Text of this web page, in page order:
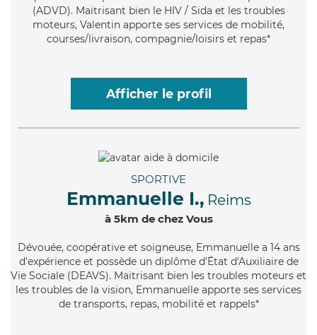
(ADVD). Maitrisant bien le HIV / Sida et les troubles
moteurs, Valentin apporte ses services de mobilité,
courses/livraison, compagnie/loisirs et repas*
Afficher le profil
SPORTIVE
Emmanuelle I., Reims
à 5km de chez Vous
Dévouée, coopérative et soigneuse, Emmanuelle a 14 ans
d'expérience et possède un diplôme d'État d'Auxiliaire de
Vie Sociale (DEAVS). Maitrisant bien les troubles moteurs et
les troubles de la vision, Emmanuelle apporte ses services
de transports, repas, mobilité et rappels*